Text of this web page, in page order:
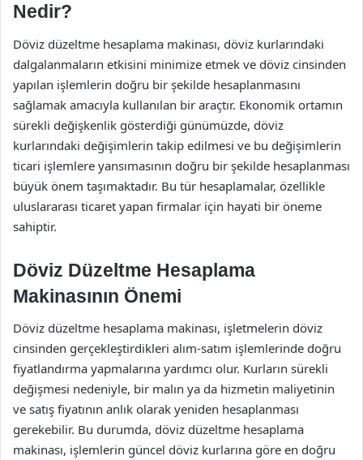
Nedir?
Döviz düzeltme hesaplama makinası, döviz kurlarındaki
dalgalanmaların etkisini minimize etmek ve döviz cinsinden
yapılan işlemlerin doğru bir şekilde hesaplanmasını
sağlamak amacıyla kullanılan bir araçtır. Ekonomik ortamın
sürekli değişkenlik gösterdiği günümüzde, döviz
kurlarındaki değişimlerin takip edilmesi ve bu değişimlerin
ticari işlemlere yansımasının doğru bir şekilde hesaplanması
büyük önem taşımaktadır. Bu tür hesaplamalar, özellikle
uluslararası ticaret yapan firmalar için hayati bir öneme
sahiptir.
Döviz Düzeltme Hesaplama
Makinasının Önemi
Döviz düzeltme hesaplama makinası, işletmelerin döviz
cinsinden gerçekleştirdikleri alım-satım işlemlerinde doğru
fiyatlandırma yapmalarına yardımcı olur. Kurların sürekli
değişmesi nedeniyle, bir malın ya da hizmetin maliyetinin
ve satış fiyatının anlık olarak yeniden hesaplanması
gerekebilir. Bu durumda, döviz düzeltme hesaplama
makinası, işlemlerin güncel döviz kurlarına göre en doğru